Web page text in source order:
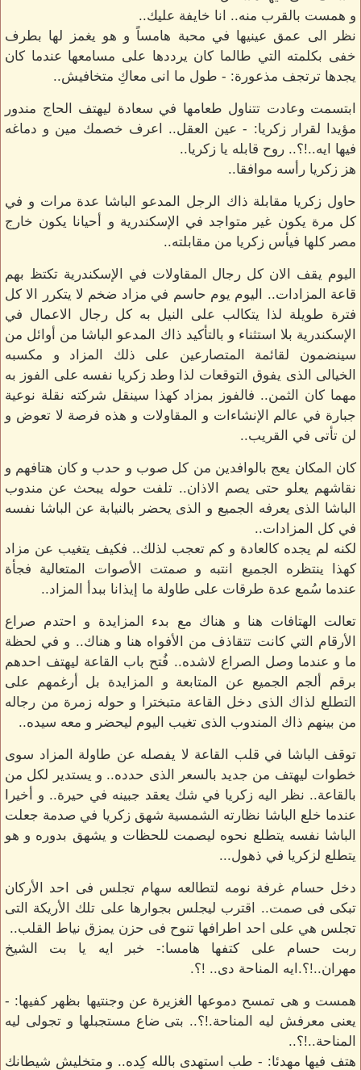
و همست بالقرب منه.. انا خايفة عليك..
نظر الى عمق عينيها في محبة هامساً و هو يغمز لها بطرف
خفى بكلمته التي طالما كان يرددها على مسامعها عندما كان
يجدها ترتجف مذعورة: - طول ما انى معاكِ متخافيش..
ابتسمت وعادت تتناول طعامها في سعادة ليهتف الحاج مندور
مؤيدا لقرار زكريا: - عين العقل.. اعرف خصمك مين و دماغه
فيها ايه..!؟.. روح قابله يا زكريا..
هز زكريا رأسه موافقا..
حاول زكريا مقابلة ذاك الرجل المدعو الباشا عدة مرات و في
كل مرة يكون غير متواجد في الإسكندرية و أحيانا يكون خارج
مصر كلها فيأس زكريا من مقابلته..
اليوم يقف الان كل رجال المقاولات في الإسكندرية تكتظ بهم
قاعة المزادات.. اليوم يوم حاسم في مزاد ضخم لا يتكرر الا كل
فترة طويلة لذا يتكالب على النيل به كل رجال الاعمال في
الإسكندرية بلا استثناء و بالتأكيد ذاك المدعو الباشا من أوائل من
سينضمون لقائمة المتصارعين على ذلك المزاد و مكسبه
الخيالى الذى يفوق التوقعات لذا وطد زكريا نفسه على الفوز به
مهما كان الثمن.. فالفوز بمزاد كهذا سينقل شركته نقلة نوعية
جبارة في عالم الإنشاءات و المقاولات و هذه فرصة لا تعوض و
لن تأتى في القريب..
كان المكان يعج بالوافدين من كل صوب و حدب و كان هتافهم و
نقاشهم يعلو حتى يصم الاذان.. تلفت حوله يبحث عن مندوب
الباشا الذى يعرفه الجميع و الذى يحضر بالنيابة عن الباشا نفسه
في كل المزادات..
لكنه لم يجده كالعادة و كم تعجب لذلك.. فكيف يتغيب عن مزاد
كهذا ينتظره الجميع انتبه و صمتت الأصوات المتعالية فجأة
عندما سُمع عدة طرقات على طاولة ما إيذانا ببدأ المزاد..
تعالت الهتافات هنا و هناك مع بدء المزايدة و احتدم صراع
الأرقام التي كانت تتقاذف من الأفواه هنا و هناك.. و في لحظة
ما و عندما وصل الصراع لاشده.. فُتح باب القاعة ليهتف احدهم
برقم ألجم الجميع عن المتابعة و المزايدة بل أرغمهم على
التطلع لذاك الذى دخل القاعة متبخترا و حوله زمرة من رجاله
من بينهم ذاك المندوب الذى تغيب اليوم ليحضر و معه سيده..
توقف الباشا في قلب القاعة لا يفصله عن طاولة المزاد سوى
خطوات ليهتف من جديد بالسعر الذى حدده.. و يستدير لكل من
بالقاعة.. نظر اليه زكريا في شك يعقد جبينه في حيرة.. و أخيرا
عندما خلع الباشا نظارته الشمسية شهق زكريا في صدمة جعلت
الباشا نفسه يتطلع نحوه ليصمت للحظات و يشهق بدوره و هو
يتطلع لزكريا في ذهول...
دخل حسام غرفة نومه لتطالعه سهام تجلس فى احد الأركان
تبكى فى صمت.. اقترب ليجلس بجوارها على تلك الأريكة التى
تجلس هي على احد اطرافها تنوح فى حزن يمزق نياط القلب..
ربت حسام على كتفها هامسا:- خبر ايه يا بت الشيخ
مهران..!؟.ايه المناحة دى.. !؟.
همست و هى تمسح دموعها الغزيرة عن وجنتيها بظهر كفيها: -
يعنى معرفش ليه المناحة.!؟.. بتى ضاع مستجبلها و تجولى ليه
المناحة..!؟..
هتف فيها مهدئا: - طب استهدى بالله كِده.. و متخليش شيطانك